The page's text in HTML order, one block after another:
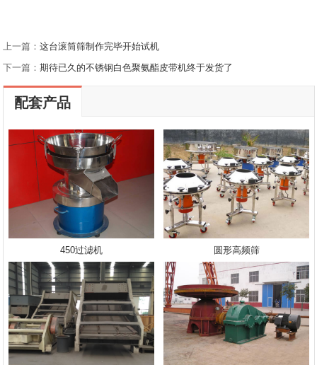
上一篇：这台滚筒筛制作完毕开始试机
下一篇：期待已久的不锈钢白色聚氨酯皮带机终于发货了
配套产品
450过滤机 圆形高频筛